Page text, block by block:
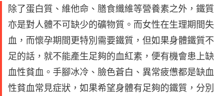
除了蛋白質、維他命、膳食纖維等營養素之外，鐵質
亦是對人體不可缺少的礦物質。而女性在生理期間失
血，而懷孕期間更特別需要鐵質，但如果身體鐵質不
足的話，就不能產生足夠的血紅素，便有機會患上缺
血性貧血。手腳冰冷、臉色蒼白、異常疲憊都是缺血
性貧血常見症狀，如果希望身體有足夠的鐵質，分別